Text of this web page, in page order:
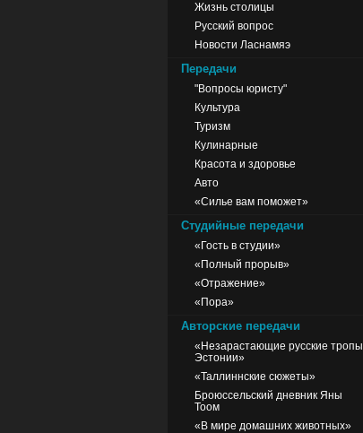
Жизнь столицы
Русский вопрос
Новости Ласнамяэ
Передачи
"Вопросы юристу"
Культура
Туризм
Кулинарные
Красота и здоровье
Авто
«Силье вам поможет»
Студийные передачи
«Гость в студии»
«Полный прорыв»
«Отражение»
«Пора»
Авторские передачи
«Незарастающие русские тропы
Эстонии»
«Таллиннские сюжеты»
Броюссельский дневник Яны
Тоом
«В мире домашних животных»